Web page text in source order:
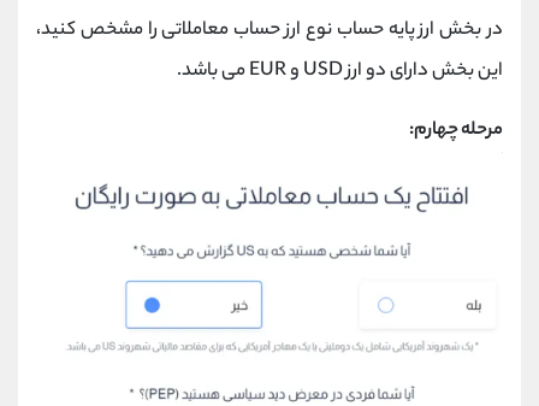
در بخش ارز پایه حساب نوع ارز حساب معاملاتی را مشخص کنید،
این بخش دارای دو ارزUSD وEURمی ‌باشد.
مرحله چهارم: